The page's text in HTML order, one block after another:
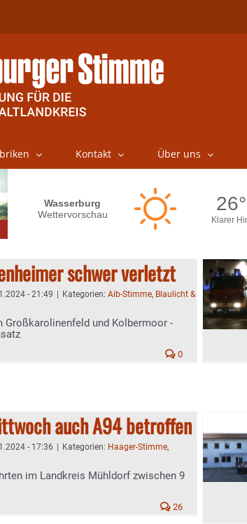
Kontakt Über uns
schwer verletzt
- 21:49 Kategorien: Aib-Stimme, Blaulicht &
Großkarolinenfeld und Kolbermoor -
0
auch A94 betroffen
- 17:36 Kategorien: Haager-Stimme,
im Landkreis Mühldorf zwischen 9
26